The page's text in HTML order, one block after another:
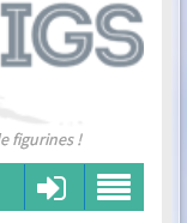
figurines !